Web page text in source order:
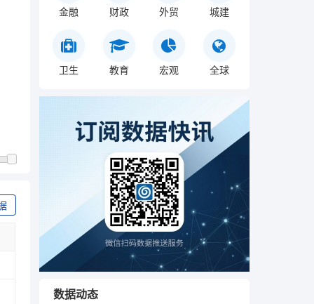
金融 财政 外贸 城建
卫生 教育 宏观 全球
数据动态